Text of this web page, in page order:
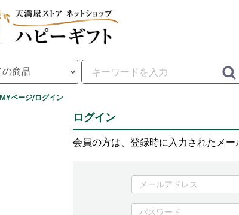
MYページ/ログイン
ログイン
会員の方は、登録時に入力されたメー